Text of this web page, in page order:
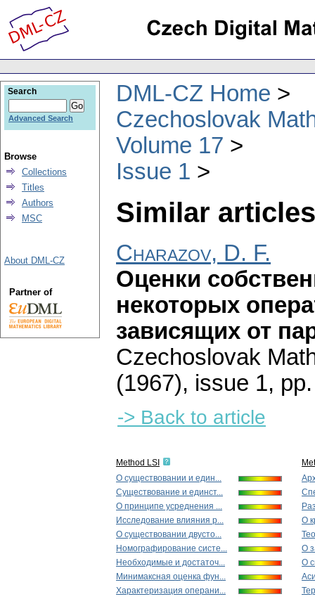
DML-CZ Home
Czechoslovak
Volume 17
Issue 1
Similar
Charazov, D. F.
Оценки
некоторых
зависящих от
Czechoslovak
(1967), issue 1,
-> Back to article
Method LSI
О существовании и един...
Существование и единст...
О принципе усреднения ...
Исследование влияния р...
О существовании двусто...
Номографирование систе...
Необходимые и достаточ...
Минимаксная оценка фун...
Характеризация операни...
О
О
О
Search
Advanced Search
Browse
Collections
Titles
Authors
MSC
About DML-CZ
Partner of